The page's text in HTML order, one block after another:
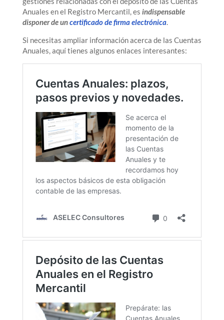
Anuales en el Registro Mercantil, es indispensable
disponer de uncertificado de firma electrónica.
Si necesitas ampliar información acerca de las Cuentas
Anuales, aquí tienes algunos enlaces interesantes: